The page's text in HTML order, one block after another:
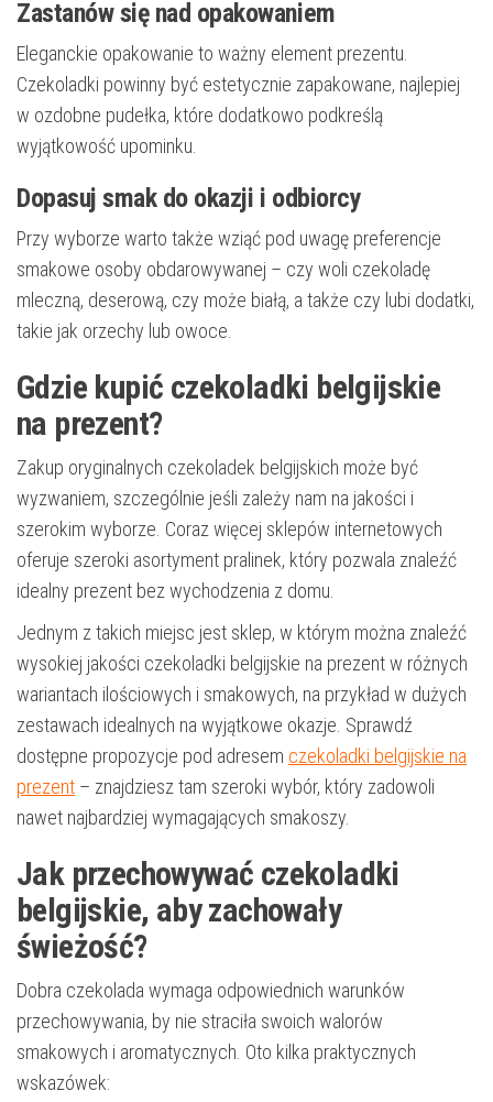
Zastanów się nad opakowaniem
Eleganckie opakowanie to ważny element prezentu.
Czekoladki powinny być estetycznie zapakowane, najlepiej
w ozdobne pudełka, które dodatkowo podkreślą
wyjątkowość upominku.
Dopasuj smak do okazji i odbiorcy
Przy wyborze warto także wziąć pod uwagę preferencje
smakowe osoby obdarowywanej – czy woli czekoladę
mleczną, deserową, czy może białą, a także czy lubi dodatki,
takie jak orzechy lub owoce.
Gdzie kupić czekoladki belgijskie
na prezent?
Zakup oryginalnych czekoladek belgijskich może być
wyzwaniem, szczególnie jeśli zależy nam na jakości i
szerokim wyborze. Coraz więcej sklepów internetowych
oferuje szeroki asortyment pralinek, który pozwala znaleźć
idealny prezent bez wychodzenia z domu.
Jednym z takich miejsc jest sklep, w którym można znaleźć
wysokiej jakości czekoladki belgijskie na prezent w różnych
wariantach ilościowych i smakowych, na przykład w dużych
zestawach idealnych na wyjątkowe okazje. Sprawdź
dostępne propozycje pod adresem czekoladki belgijskie na
prezent – znajdziesz tam szeroki wybór, który zadowoli
nawet najbardziej wymagających smakoszy.
Jak przechowywać czekoladki
belgijskie, aby zachowały
świeżość?
Dobra czekolada wymaga odpowiednich warunków
przechowywania, by nie straciła swoich walorów
smakowych i aromatycznych. Oto kilka praktycznych
wskazówek: